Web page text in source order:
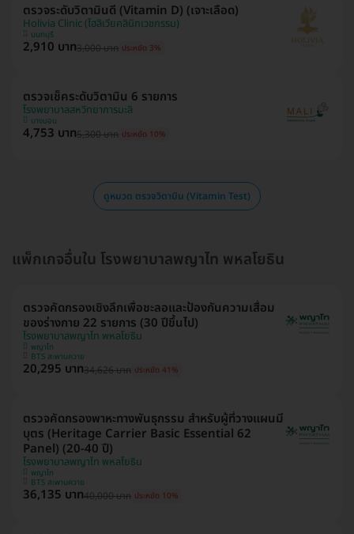
ตรวจระดับวิตามินดี (Vitamin D) (เจาะเลือด)
Holivia Clinic (โฮลิเวียคลินิกเวชกรรม)
นนทบุรี
2,910 บาท3,000 บาท ประหยัด 3%
ตรวจเช็คระดับวิตามิน 6 รายการ
โรงพยาบาลสหวิทยาการมะลิ
บางบอน
4,753 บาท5,300 บาท ประหยัด 10%
ดูหมวด ตรวจวิตามิน (Vitamin Test)
แพ็กเกจอื่นใน โรงพยาบาลพญาไท พหลโยธิน
ตรวจคัดกรองเชิงลึกเพื่อชะลอและป้องกันความเสื่อม
ของร่างกาย 22 รายการ (30 ปีขึ้นไป)
โรงพยาบาลพญาไท พหลโยธิน
พญาไท
BTS สะพานควาย
20,295 บาท34,626 บาท ประหยัด 41%
ตรวจคัดกรองพาหะทางพันธุกรรม สำหรับผู้ที่วางแผนมี
บุตร (Heritage Carrier Basic Essential 62
Panel) (20-40 ปี)
โรงพยาบาลพญาไท พหลโยธิน
พญาไท
BTS สะพานควาย
36,135 บาท40,000 บาท ประหยัด 10%